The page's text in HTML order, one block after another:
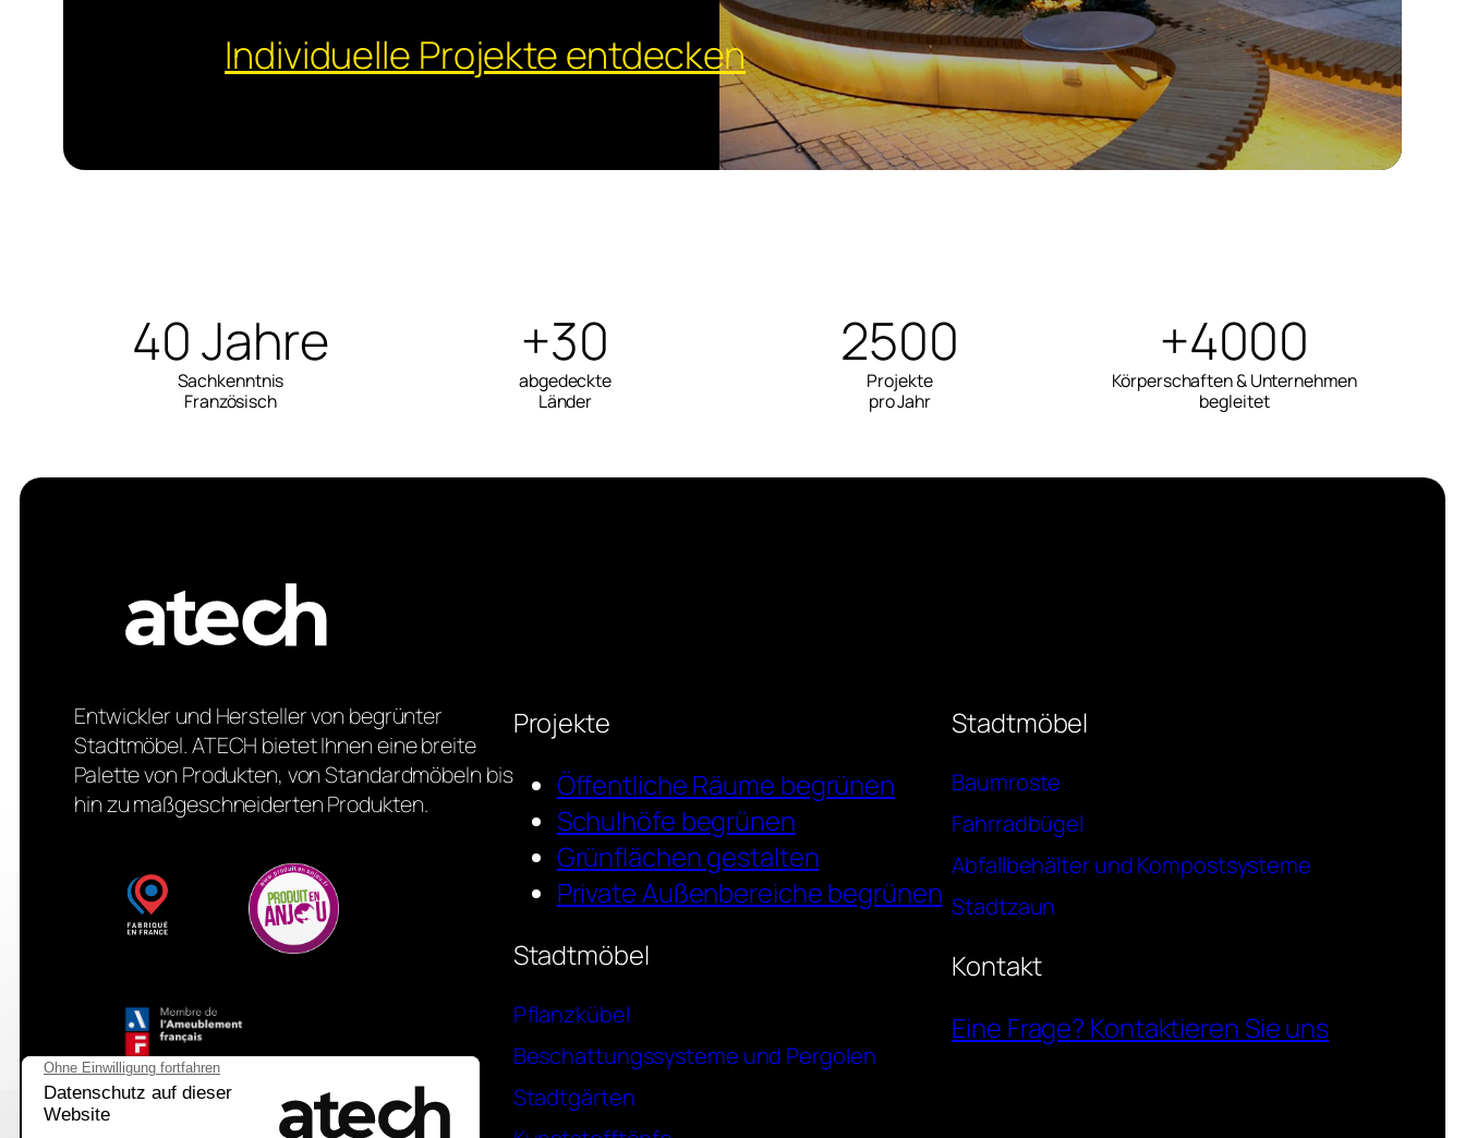
Individuelle Projekte entdecken
40 Jahre
Sachkenntnis
Französisch
+30
abgedeckte
Länder
2500
Projekte
pro Jahr
+4000
Körperschaften & Unternehmen
begleitet
Entwickler und Hersteller von begrünter
Stadtmöbel. ATECH bietet Ihnen eine breite
Palette von Produkten, von Standardmöbeln bis
hin zu maßgeschneiderten Produkten.
Projekte
Öffentliche Räume begrünen
Schulhöfe begrünen
Grünflächen gestalten
Private Außenbereiche begrünen
Stadtmöbel
Pflanzkübel
Beschattungssysteme und Pergolen
Stadtgärten
Stadtmöbel
Baumroste
Fahrradbügel
Abfallbehälter und Kompostsysteme
Stadtzaun
Kontakt
Eine Frage? Kontaktieren Sie uns